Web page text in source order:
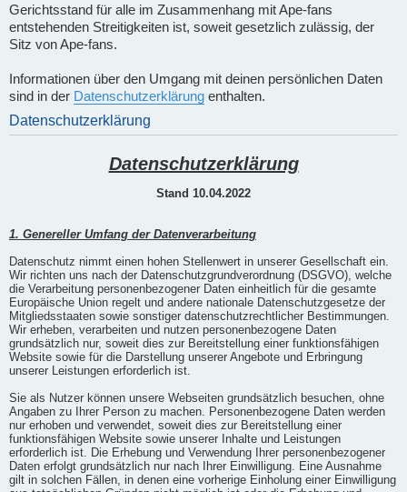
Gerichtsstand für alle im Zusammenhang mit Ape-fans
entstehenden Streitigkeiten ist, soweit gesetzlich zulässig, der
Sitz von Ape-fans.
Informationen über den Umgang mit deinen persönlichen Daten
sind in der Datenschutzerklärung enthalten.
Datenschutzerklärung
Datenschutzerklärung
Stand 10.04.2022
1. Genereller Umfang der Datenverarbeitung
Datenschutz nimmt einen hohen Stellenwert in unserer Gesellschaft ein.
Wir richten uns nach der Datenschutzgrundverordnung (DSGVO), welche
die Verarbeitung personenbezogener Daten einheitlich für die gesamte
Europäische Union regelt und andere nationale Datenschutzgesetze der
Mitgliedsstaaten sowie sonstiger datenschutzrechtlicher Bestimmungen.
Wir erheben, verarbeiten und nutzen personenbezogene Daten
grundsätzlich nur, soweit dies zur Bereitstellung einer funktionsfähigen
Website sowie für die Darstellung unserer Angebote und Erbringung
unserer Leistungen erforderlich ist.
Sie als Nutzer können unsere Webseiten grundsätzlich besuchen, ohne
Angaben zu Ihrer Person zu machen. Personenbezogene Daten werden
nur erhoben und verwendet, soweit dies zur Bereitstellung einer
funktionsfähigen Website sowie unserer Inhalte und Leistungen
erforderlich ist. Die Erhebung und Verwendung Ihrer personenbezogener
Daten erfolgt grundsätzlich nur nach Ihrer Einwilligung. Eine Ausnahme
gilt in solchen Fällen, in denen eine vorherige Einholung einer Einwilligung